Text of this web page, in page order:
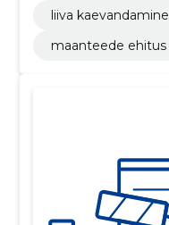
liiva kaevandamine
maanteede ehitus